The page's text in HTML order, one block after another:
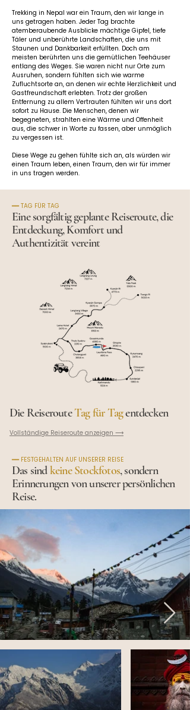
Trekking in Nepal war ein Traum, den wir lange in
uns getragen haben. Jeder Tag brachte
atemberaubende Ausblicke mächtige Gipfel, tiefe
Täler und unberührte Landschaften, die uns mit
Staunen und Dankbarkeit erfüllten. Doch am
meisten berührten uns die gemütlichen Teehäuser
entlang des Weges. Sie waren nicht nur Orte zum
Ausruhen, sondern fühlten sich wie warme
Zufluchtsorte an, an denen wir echte Herzlichkeit und
Gastfreundschaft erlebten. Trotz der großen
Entfernung zu allem Vertrauten fühlten wir uns dort
sofort zu Hause. Die Menschen, denen wir
begegneten, strahlten eine Wärme und Offenheit
aus, die schwer in Worte zu fassen, aber unmöglich
zu vergessen ist.
Diese Wege zu gehen fühlte sich an, als würden wir
einen Traum leben, einen Traum, den wir für immer
in uns tragen werden.
━━ TAG FÜR TAG
Eine sorgfältig geplante Reiseroute, die
Entdeckung, Komfort und
Authentizität vereint
Die ReiserouteTag für Tagentdecken
Vollständige Reiseroute anzeigen ⟶
━━ FESTGEHALTEN AUF UNSERER REISE
Das sindkeine Stockfotos, sondern
Erinnerungen von unserer persönlichen
Reise.